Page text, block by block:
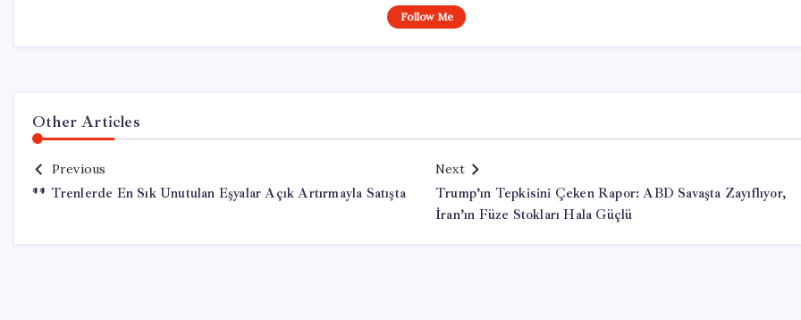
Follow Me
Other Articles
Previous
** Trenlerde En Sık Unutulan Eşyalar Açık Artırmayla Satışta
Next
Trump’ın Tepkisini Çeken Rapor: ABD Savaşta Zayıflıyor,
İran’ın Füze Stokları Hala Güçlü